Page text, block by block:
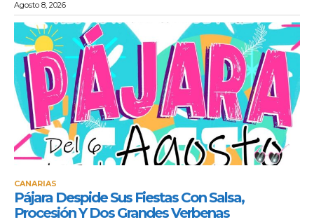
Agosto 8, 2026
CANARIAS
Pájara Despide Sus Fiestas Con Salsa,
Procesión Y Dos Grandes Verbenas